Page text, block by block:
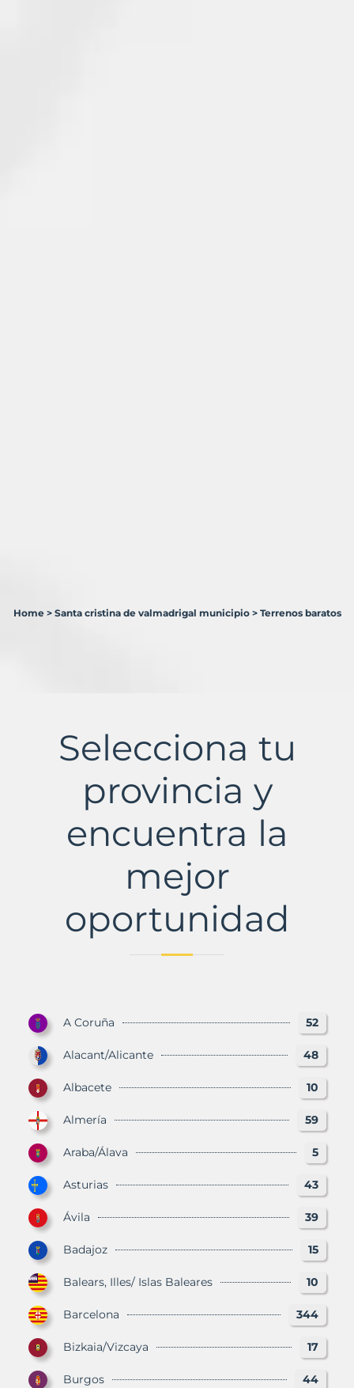
Valmadrigal
Municipio
Murbalands
Home > Santa cristina de valmadrigal municipio > Terrenos baratos
Selecciona tu
provincia y
encuentra la
mejor
oportunidad
A Coruña 52
Alacant/Alicante 48
Albacete 10
Almería 59
Araba/Álava 5
Asturias 43
Ávila 39
Badajoz 15
Balears, Illes/ Islas Baleares 10
Barcelona 344
Bizkaia/Vizcaya 17
Burgos 44